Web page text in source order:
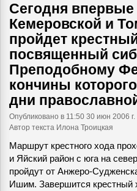
Сегодня впервые
Кемеровской и
пройдет
посвященный
Преподобному
кончины
дни
Опубликовано в 11:50 30 июн 2006 г.
Автор текста Илона Троицкая
Маршрут крестного хода
и Яйский район с юга на
пройдут от Анжеро-
Ишим. Завершится крестный